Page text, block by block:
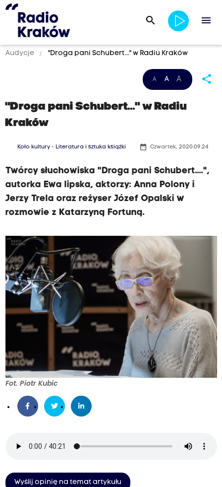
search menu
Audycje "Droga pani Schubert..." w Radiu Kraków
A A A share
"Droga pani Schubert..." w Radiu
Kraków
Koło kultury - Literatura i sztuka książki date_range Czwartek, 2020.09.24
Twórcy słuchowiska "Droga pani Schubert....",
autorka Ewa lipska, aktorzy: Anna Polony i
Jerzy Trela oraz reżyser Józef Opalski w
rozmowie z Katarzyną Fortuną.
Fot. Piotr Kubic
Wyślij opinię na temat artykułu